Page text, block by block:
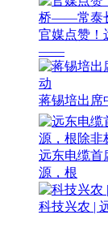
官媒点赞！
——
蒋锡培出席
远东电缆首
源，根
科技兴农 |